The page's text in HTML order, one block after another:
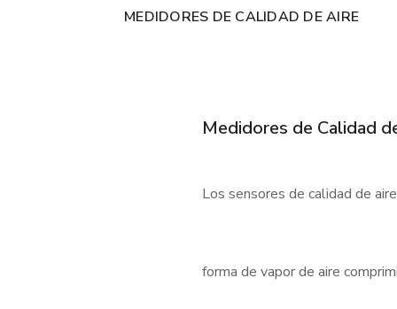
MEDIDORES DE CALIDAD DE AIRE
Medidores de Calidad
Los sensores de calidad de
forma de vapor de aire